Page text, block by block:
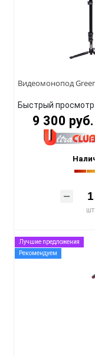
Видеомонопод
Быстрый просмотр
9 300 руб.
шт
Лучшие предложения
Рекомендуем